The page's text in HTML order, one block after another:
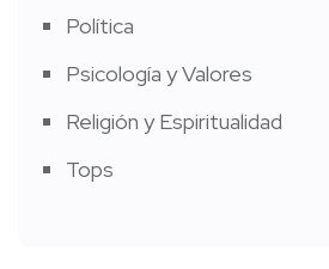
Política
Psicología y Valores
Religión y Espiritualidad
Tops